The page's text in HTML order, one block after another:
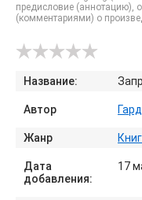
предисловие (аннотацию),
(комментариями) о
Название:
Автор
Жанр
Дата
добавления:
17